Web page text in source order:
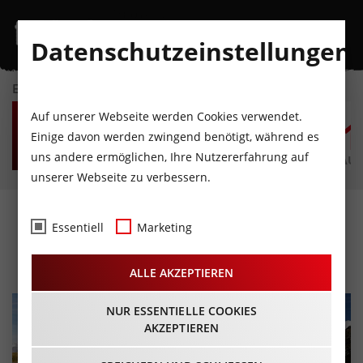
EVENTKALENDER
SA
8
AUGUST
SO
9
AUGUST
MO
10
AUGUST
DI
11
AUGUST
MI
12
AUGUST
Urlaubsregion Osttirol
Datenschutzeinstellungen
Auf unserer Webseite werden Cookies verwendet.
Einige davon werden zwingend benötigt, während es
uns andere ermöglichen, Ihre Nutzererfahrung auf
unserer Webseite zu verbessern.
Essentiell Marketing
ALLE AKZEPTIEREN
NUR ESSENTIELLE COOKIES
AKZEPTIEREN